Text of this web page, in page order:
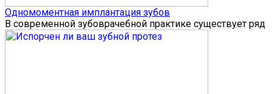
Одномоментная имплантация зубов
В современной зубоврачебной практике существует ряд